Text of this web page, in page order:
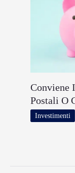
Conviene
Postali O
Investimenti